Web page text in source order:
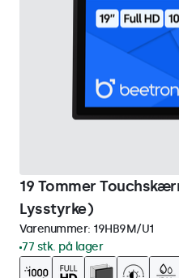
19 Tommer
Lysstyrke)
Varenummer: 19HB9M/U1
77 stk. på lager